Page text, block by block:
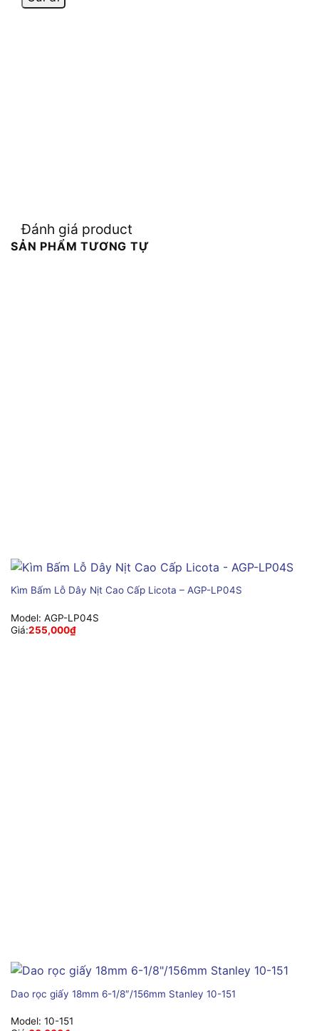
Đánh giá product
SẢN PHẨM TƯƠNG TỰ
Kìm Bấm Lỗ Dây Nịt Cao Cấp Licota – AGP-LP04S
Model: AGP-LP04S
Giá:255,000₫
Dao rọc giấy 18mm 6-1/8″/156mm Stanley 10-151
Model: 10-151